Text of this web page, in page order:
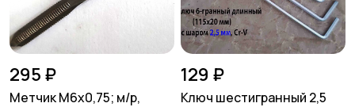
295 ₽
Метчик М6х0,75; м/р,
129 ₽
Ключ шестигранный 2,5